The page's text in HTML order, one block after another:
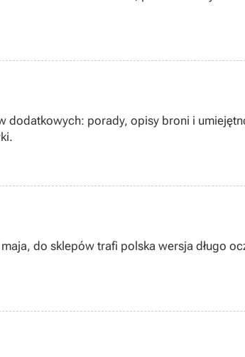
dodatkowych: porady, opisy broni i
do sklepów trafi polska wersja długo